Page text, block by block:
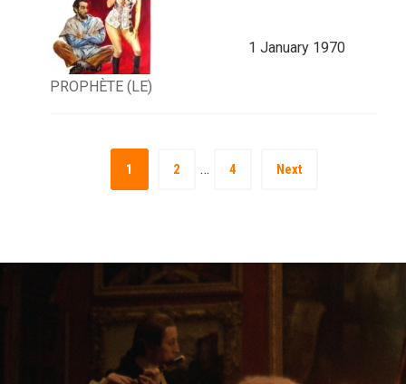
PROPHÈTE (LE)
1 January 1970
1 2 … 4 Next